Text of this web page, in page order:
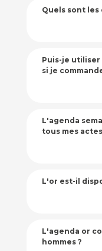
Quels sont les
Puis-je
si je
L'agenda
tous mes
L'or est-il
L'agenda or
hommes ?